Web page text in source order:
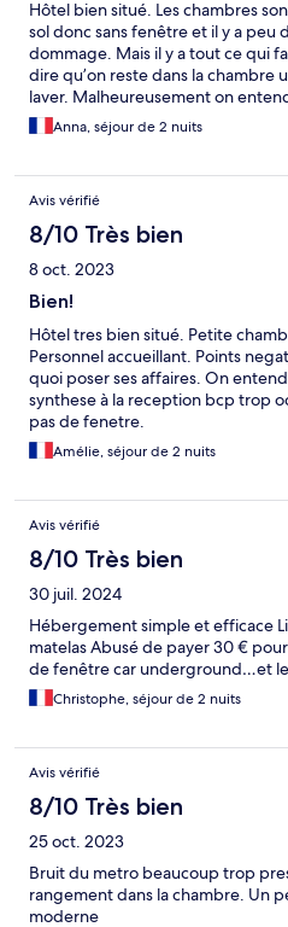
Hôtel bien situé. Les chambres
sol donc sans fenêtre et il y a peu
dommage. Mais il y a tout ce qui
dire qu’on reste dans la
laver. Malheureusement on
dort pas avant 1h du matin.
Anna, séjour de 2 nuits
Avis vérifié
8/10 Très bien
8 oct. 2023
Bien!
Hôtel tres bien situé. Petite
Personnel accueillant. Points
quoi poser ses affaires. On
synthese à la reception bcp trop
pas de fenetre.
Amélie, séjour de 2 nuits
Avis vérifié
8/10 Très bien
30 juil. 2024
Hébergement simple et efficace
matelas Abusé de payer 30 € pour
de fenêtre car underground…et
Christophe, séjour de 2 nuits
Avis vérifié
8/10 Très bien
25 oct. 2023
Bruit du metro beaucoup trop
rangement dans la chambre. Un
moderne